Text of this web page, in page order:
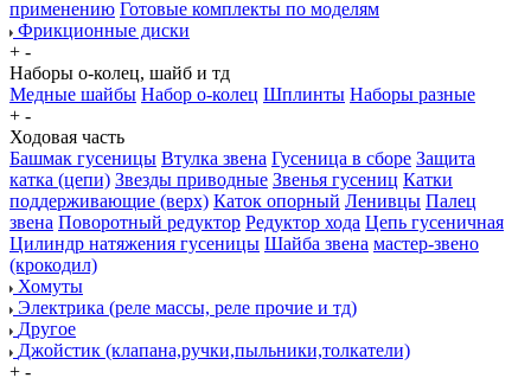
применению Готовые комплекты по моделям
Фрикционные диски
+ -
Наборы о-колец, шайб и тд
Медные шайбы Набор о-колец Шплинты Наборы разные
+ -
Ходовая часть
Башмак гусеницы Втулка звена Гусеница в сборе Защита
катка (цепи) Звезды приводные Звенья гусениц Катки
поддерживающие (верх) Каток опорный Ленивцы Палец
звена Поворотный редуктор Редуктор хода Цепь гусеничная
Цилиндр натяжения гусеницы Шайба звена мастер-звено
(крокодил)
Хомуты
Электрика (реле массы, реле прочие и тд)
Другое
Джойстик (клапана,ручки,пыльники,толкатели)
+ -